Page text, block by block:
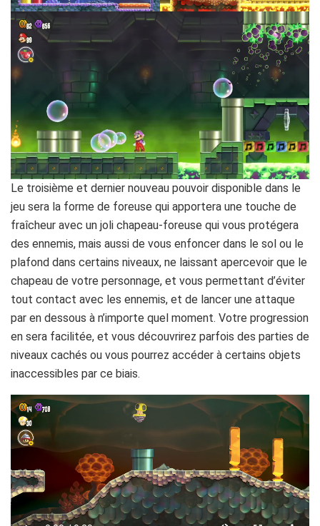
Le troisième et dernier nouveau pouvoir disponible dans le
jeu sera la forme de foreuse qui apportera une touche de
fraîcheur avec un joli chapeau-foreuse qui vous protégera
des ennemis, mais aussi de vous enfoncer dans le sol ou le
plafond dans certains niveaux, ne laissant apercevoir que le
chapeau de votre personnage, et vous permettant d’éviter
tout contact avec les ennemis, et de lancer une attaque
par en dessous à n’importe quel moment. Votre progression
en sera facilitée, et vous découvrirez parfois des parties de
niveaux cachés ou vous pourrez accéder à certains objets
inaccessibles par ce biais.